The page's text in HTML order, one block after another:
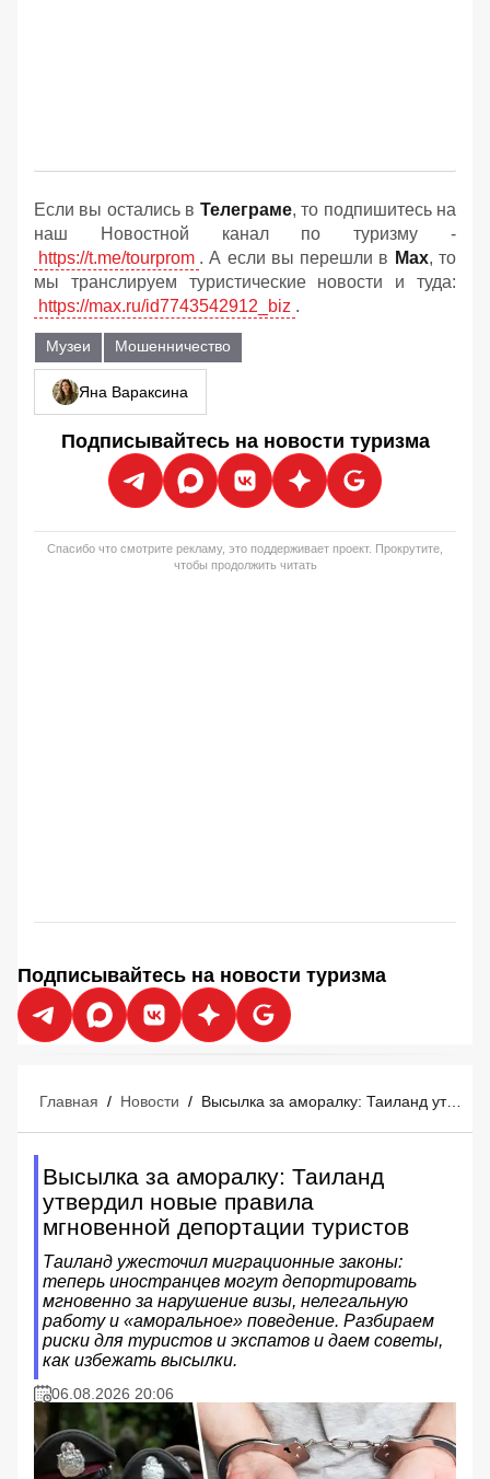
Если вы остались в Телеграме, то подпишитесь на
наш Новостной канал по туризму -
https://t.me/tourprom . А если вы перешли в Мах, то
мы транслируем туристические новости и туда:
https://max.ru/id7743542912_biz .
Музеи Мошенничество
Яна Вараксина
Подписывайтесь на новости туризма
Спасибо что смотрите рекламу, это поддерживает проект. Прокрутите,
чтобы продолжить читать
Подписывайтесь на новости туризма
Главная / Новости / Высылка за аморалку: Таиланд утвердил новые правила мгновенной депортации туристов
Высылка за аморалку: Таиланд
утвердил новые правила
мгновенной депортации туристов
Таиланд ужесточил миграционные законы:
теперь иностранцев могут депортировать
мгновенно за нарушение визы, нелегальную
работу и «аморальное» поведение. Разбираем
риски для туристов и экспатов и даем советы,
как избежать высылки.
06.08.2026 20:06